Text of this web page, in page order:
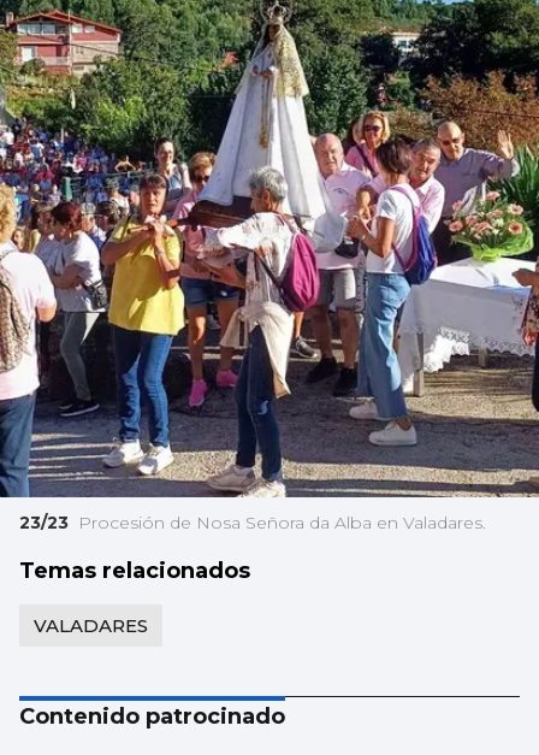
23/23 Procesión de Nosa Señora da Alba en Valadares.
Temas relacionados
VALADARES
Contenido patrocinado